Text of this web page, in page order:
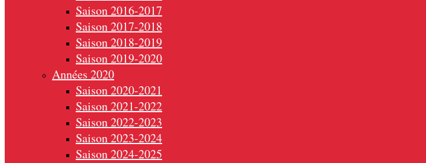
Saison 2016-2017
Saison 2017-2018
Saison 2018-2019
Saison 2019-2020
Années 2020
Saison 2020-2021
Saison 2021-2022
Saison 2022-2023
Saison 2023-2024
Saison 2024-2025